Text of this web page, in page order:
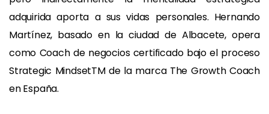
adquirida aporta a sus vidas personales. Hernando
Martínez, basado en la ciudad de Albacete, opera
como Coach de negocios certificado bajo el proceso
Strategic MindsetTM de la marca The Growth Coach
en España.